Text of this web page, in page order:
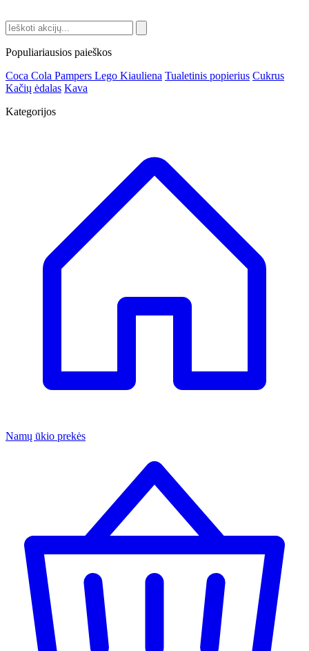
Populiariausios paieškos
Coca Cola Pampers Lego Kiauliena Tualetinis popierius Cukrus
Kačių ėdalas Kava
Kategorijos
Namų ūkio prekės